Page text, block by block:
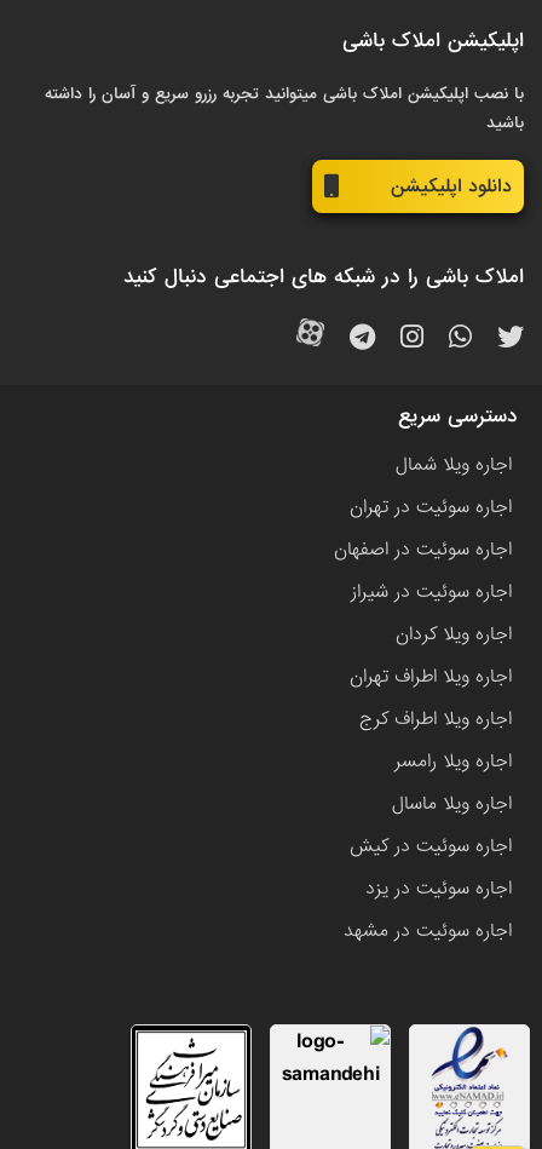
اپلیکیشن املاک باشی
با نصب اپلیکیشن املاک باشی میتوانید تجربه رزرو سریع و آسان را داشته
باشید
دانلود اپلیکیشن
املاک باشی را در شبکه های اجتماعی دنبال کنید
دسترسی سریع
اجاره ویلا شمال
اجاره سوئیت در تهران
اجاره سوئیت در اصفهان
اجاره سوئیت در شیراز
اجاره ویلا کردان
اجاره ویلا اطراف تهران
اجاره ویلا اطراف کرج
اجاره ویلا رامسر
اجاره ویلا ماسال
اجاره سوئیت در کیش
اجاره سوئیت در یزد
اجاره سوئیت در مشهد